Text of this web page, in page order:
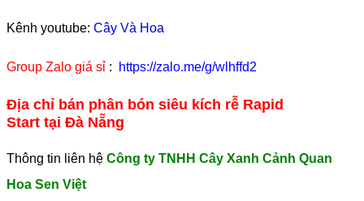
Kênh youtube: Cây Và Hoa
Group Zalo giá sỉ : https://zalo.me/g/wlhffd2
Địa chỉ bán phân bón siêu kích rễ Rapid
Start tại Đà Nẵng
Thông tin liên hệ Công ty TNHH Cây Xanh Cảnh Quan
Hoa Sen Việt